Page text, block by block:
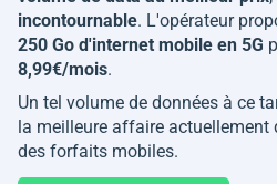
incontournable. L'opérateur
250 Go d'internet mobile en 5G
8,99€/mois.
Un tel volume de données à ce
la meilleure affaire actuellement
des forfaits mobiles.